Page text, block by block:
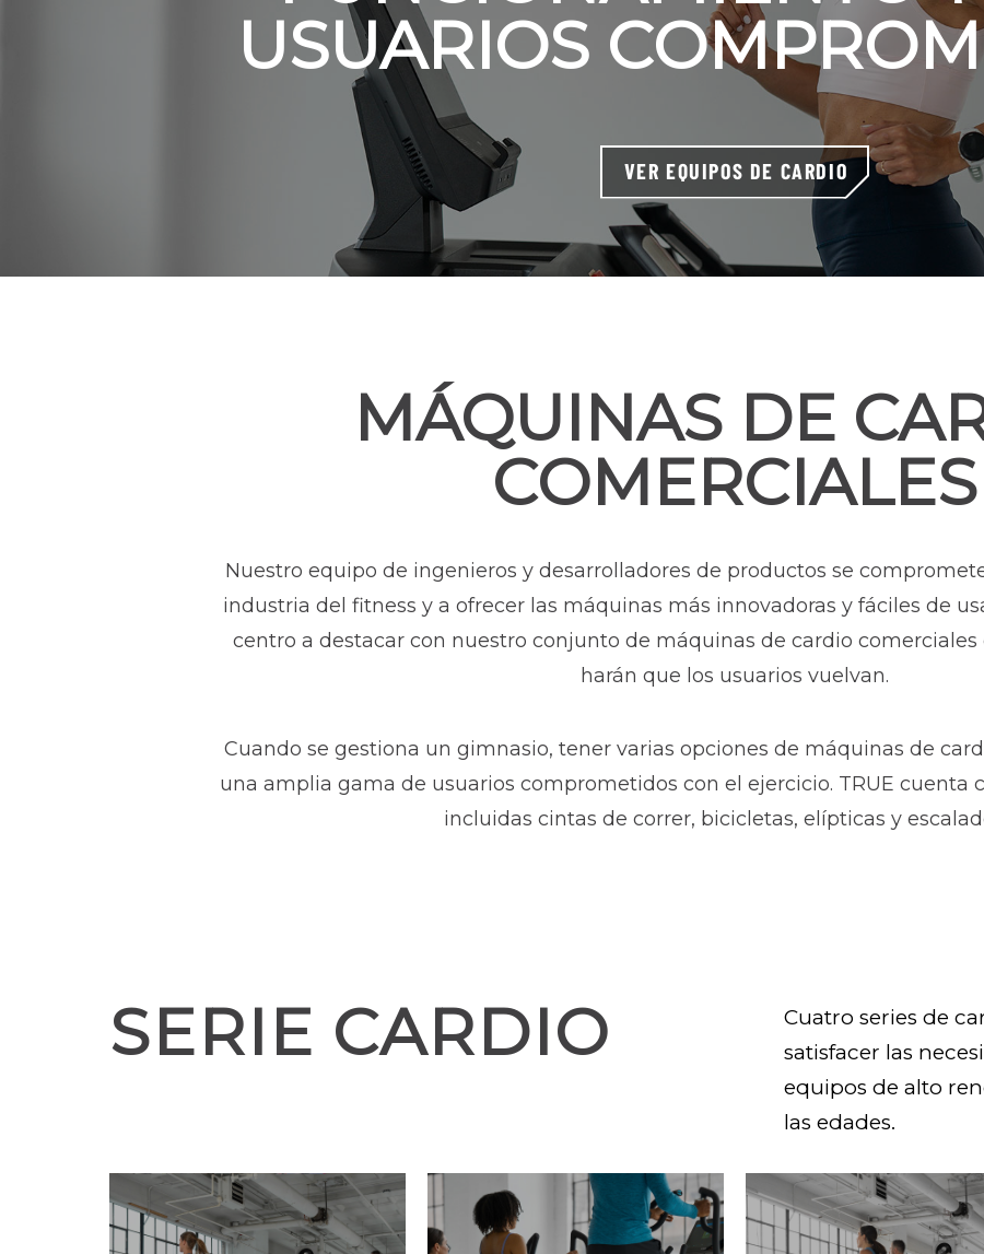
USUARIOS
VER EQUIPOS DE CARDIO
MÁQUINAS DE
COMERCIALES
Nuestro equipo de ingenieros y desarrolladores de productos se
industria del fitness y a ofrecer las máquinas más innovadoras y fáciles de
centro a destacar con nuestro conjunto de máquinas de cardio
harán que los usuarios vuelvan.
Cuando se gestiona un gimnasio, tener varias opciones de máquinas de
una amplia gama de usuarios comprometidos con el ejercicio. TRUE cuenta
incluidas cintas de correr, bicicletas, elípticas y
SERIE CARDIO
Cuatro series de
satisfacer las
equipos de alto
las edades.